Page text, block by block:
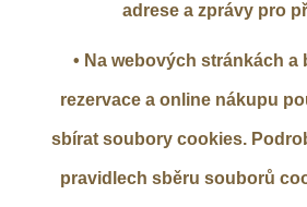
adrese a zprávy pro
• Na webových stránkách a
rezervace a online nákupu
sbírat soubory cookies.
pravidlech sběru souborů